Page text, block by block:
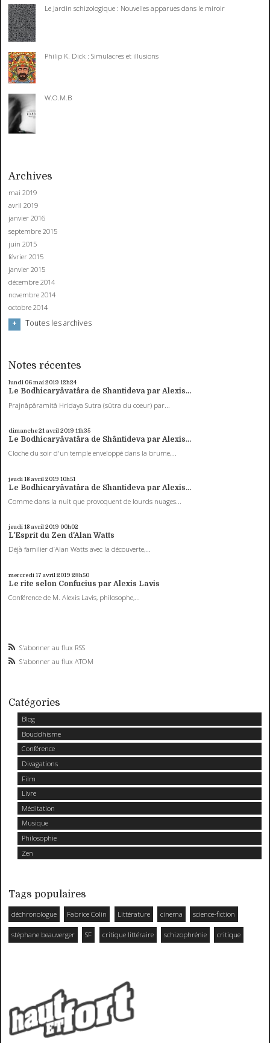
Le Jardin schizologique : Nouvelles apparues dans le miroir
Philip K. Dick : Simulacres et illusions
W.O.M.B
Archives
mai 2019
avril 2019
janvier 2016
septembre 2015
juin 2015
février 2015
janvier 2015
décembre 2014
novembre 2014
octobre 2014
Toutes les archives
Notes récentes
lundi 06mai 2019 12h24
Le Bodhicaryâvatâra de Shantideva par Alexis...
Prajnâpâramitâ Hridaya Sutra (sûtra du coeur) par...
dimanche 21 avril 2019 11h35
Le Bodhicaryâvatâra de Shântideva par Alexis...
Cloche du soir d'un temple enveloppé dans la brume,...
jeudi 18 avril 2019 10h51
Le Bodhicaryâvatâra de Shantideva par Alexis...
Comme dans la nuit que provoquent de lourds nuages...
jeudi 18 avril 2019 00h02
L'Esprit du Zen d'Alan Watts
Déjà familier d’Alan Watts avec la découverte,...
mercredi 17 avril 2019 23h50
Le rite selon Confucius par Alexis Lavis
Conférence de M. Alexis Lavis, philosophe,...
S'abonner au flux RSS
S'abonner au flux ATOM
Catégories
Blog
Bouddhisme
Conférence
Divagations
Film
Livre
Méditation
Musique
Philosophie
Zen
Tags populaires
déchronologue Fabrice Colin Littérature cinema science-fiction
stéphane beauverger SF critique littéraire schizophrénie critique